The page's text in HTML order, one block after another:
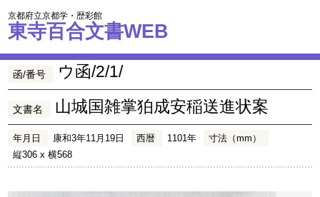
京都府立京都学・歴彩館
東寺百合文書WEB
函/番号 ウ函/2/1/
文書名 山城国雑掌狛成安稲送進状案
年月日 康和3年11月19日 西暦 1101年
寸法（mm）
縦306 x 横568